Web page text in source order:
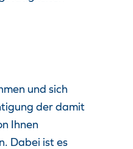
und sich
der damit
Ihnen
Dabei ist es